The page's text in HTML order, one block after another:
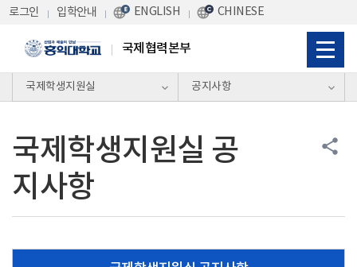
Skip Menu
로그인 입학안내 ENGLISH CHINESE
국제협력본부
국제학생지원실 공지사항
국제학생지원실 공
지사항
share